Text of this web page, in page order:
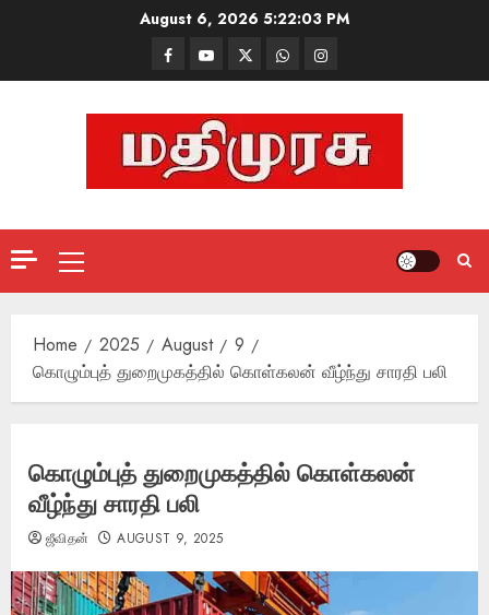
August 6, 2026 5:22:04 PM
FacebookMathemurasu
TV
TwitterWhatsAppInstagram
Primary
Menu
Home 2025 August
9
கொழும்புத் துறைமுகத்தில் கொள்கலன் வீழ்ந்து சாரதி பலி
கொழும்புத் துறைமுகத்தில் கொள்கலன்
வீழ்ந்து சாரதி பலி
ஜீவிதன் AUGUST 9, 2025